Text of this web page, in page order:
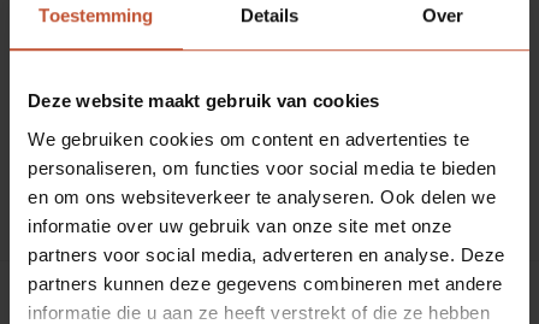
Toestemming Details Over
Deze website maakt gebruik van cookies
We gebruiken cookies om content en advertenties te
personaliseren, om functies voor social media te bieden
en om ons websiteverkeer te analyseren. Ook delen we
informatie over uw gebruik van onze site met onze
partners voor social media, adverteren en analyse. Deze
partners kunnen deze gegevens combineren met andere
informatie die u aan ze heeft verstrekt of die ze hebben
Avento scharnier verzinkt linksdraaiend
€ 13,35
Meer informatie